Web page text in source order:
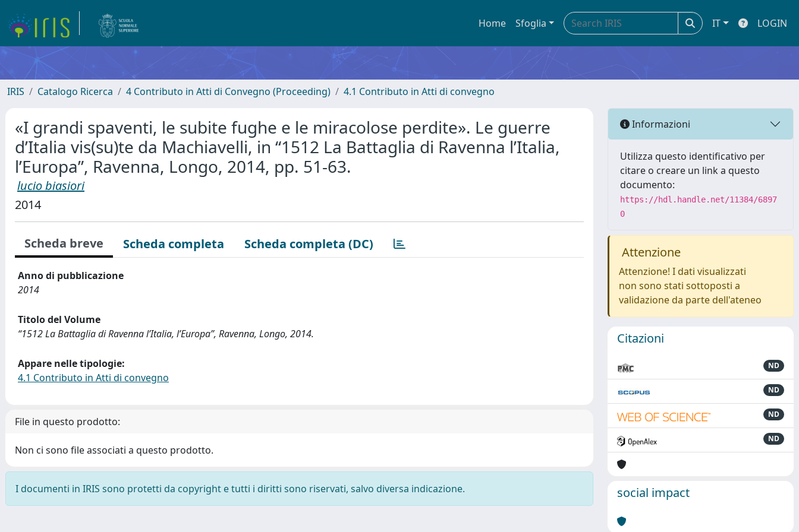
Home Sfoglia IT LOGIN
IRIS Catalogo Ricerca 4 Contributo in Atti di Convegno (Proceeding) 4.1 Contributo in Atti di convegno
«I grandi spaventi, le subite fughe e le miracolose perdite». Le guerre
d’Italia vis(su)te da Machiavelli, in “1512 La Battaglia di Ravenna l’Italia,
l’Europa”, Ravenna, Longo, 2014, pp. 51-63.
lucio biasiori
2014
Scheda breve Scheda completa Scheda completa (DC)
Anno di pubblicazione
2014
Titolo del Volume
“1512 La Battaglia di Ravenna l’Italia, l’Europa”, Ravenna, Longo, 2014.
Appare nelle tipologie:
4.1 Contributo in Atti di convegno
File in questo prodotto:
Non ci sono file associati a questo prodotto.
I documenti in IRIS sono protetti da copyright e tutti i diritti sono riservati, salvo diversa indicazione.
Informazioni
Utilizza questo identificativo per
citare o creare un link a questo
documento:
https://hdl.handle.net/11384/6897
0
Attenzione
Attenzione! I dati visualizzati
non sono stati sottoposti a
validazione da parte dell'ateneo
Citazioni
ND
ND
ND
ND
social impact